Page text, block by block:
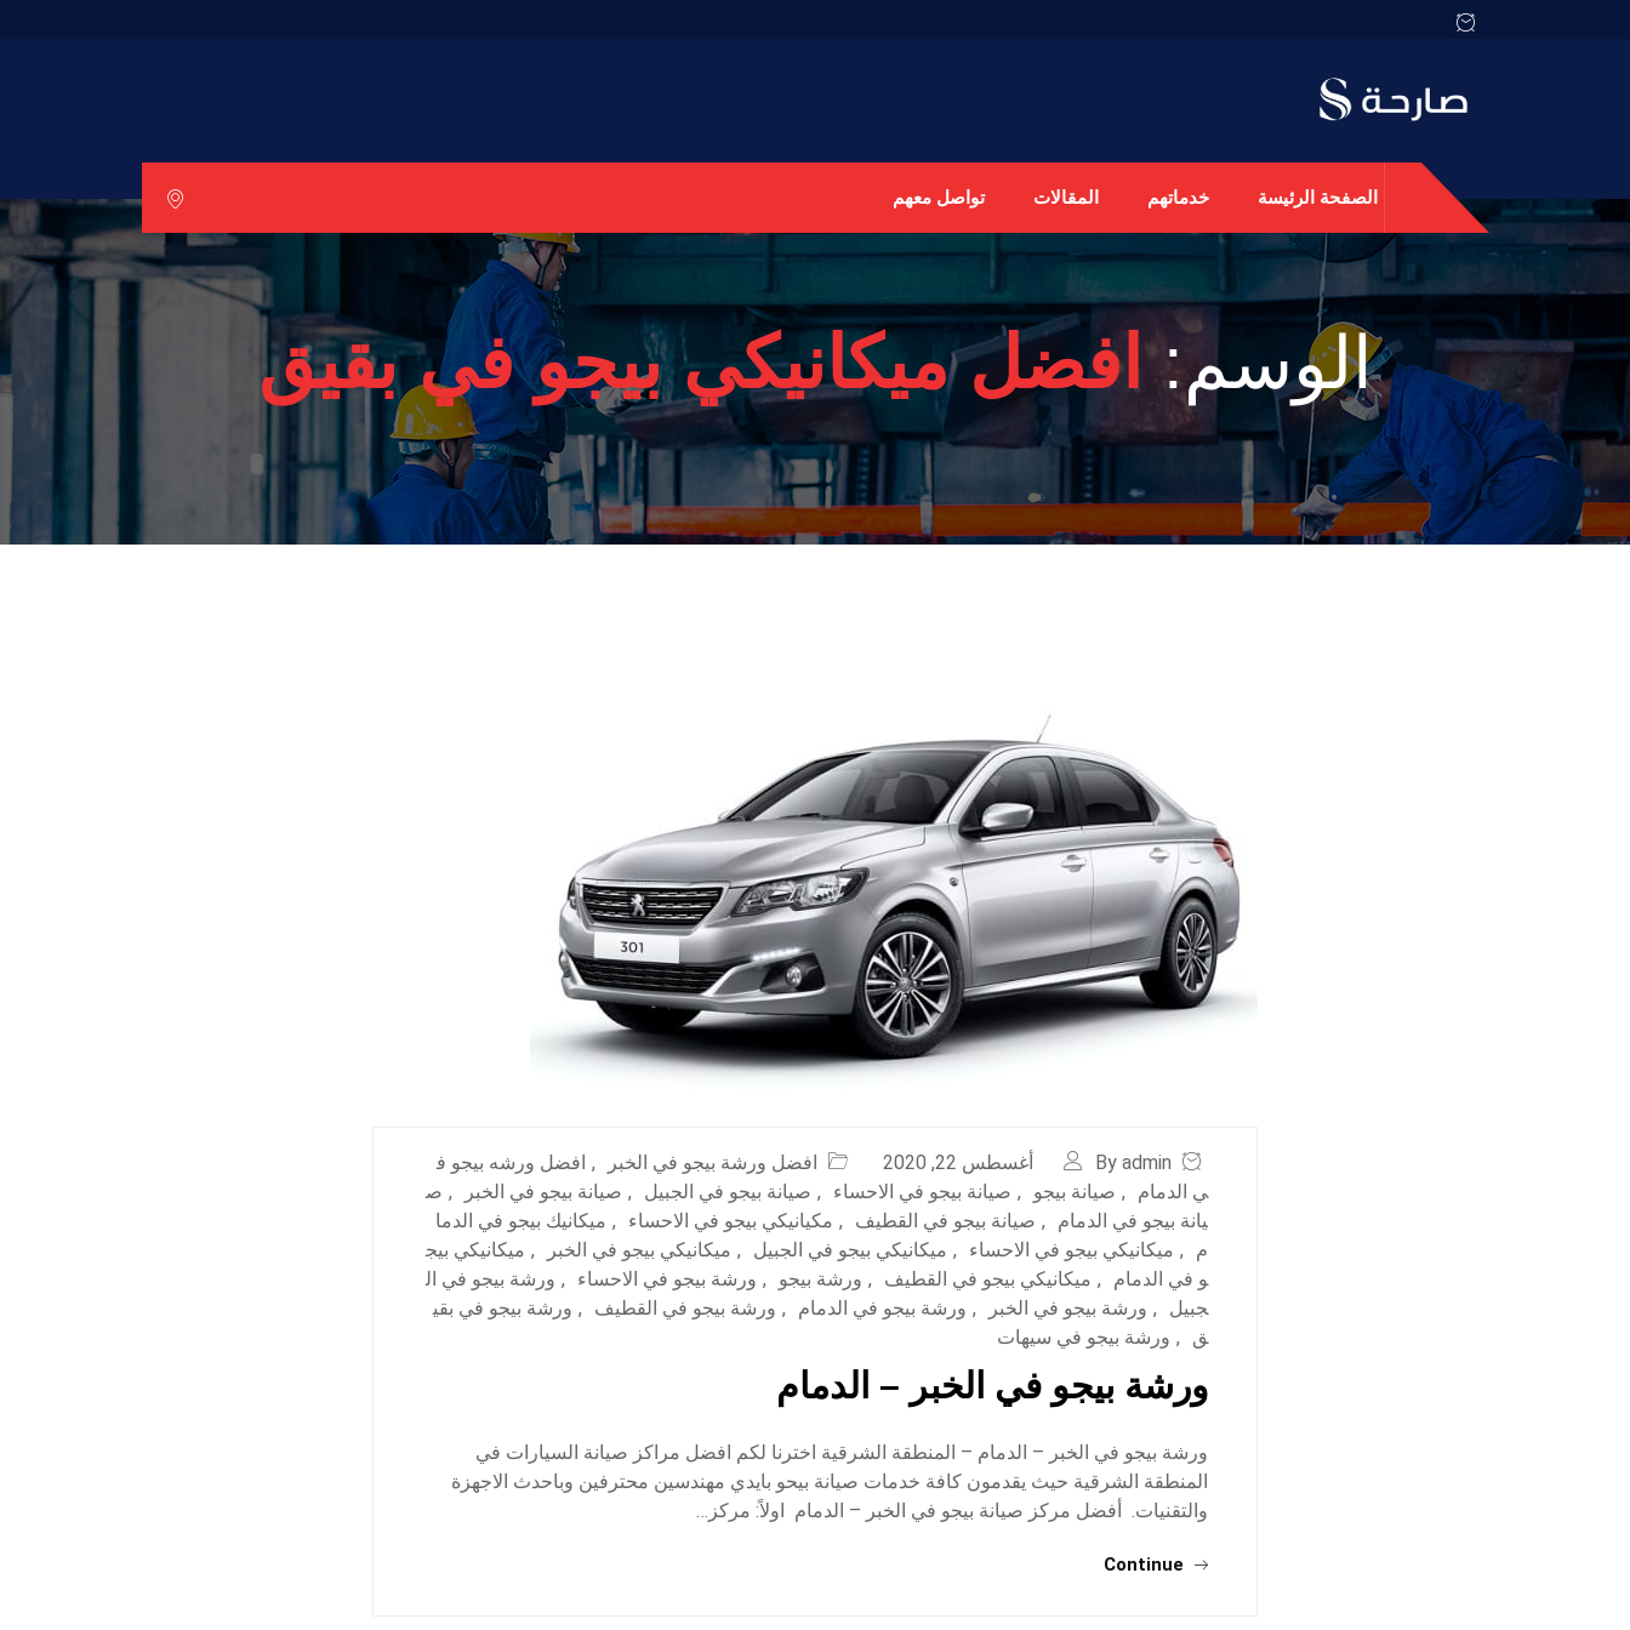
الصفحة الرئيسة خدماتهم المقالات تواصل معهم
الوسم: افضل ميكانيكي بيجو في بقيق
By admin أغسطس 22, 2020 افضل ورشة بيجو في الخبر , افضل ورشه بيجو ف
ي الدمام
, صيانة بيجو , صيانة بيجو في الاحساء , صيانة بيجو في الجبيل , صيانة بيجو في الخبر , ص
يانة بيجو في الدمام
, صيانة بيجو في القطيف , مكيانيكي بيجو في الاحساء , ميكانيك بيجو في الدما
م
, ميكانيكي بيجو في الاحساء , ميكانيكي بيجو في الجبيل , ميكانيكي بيجو في الخبر , ميكانيكي بيج
و في الدمام
, ميكانيكي بيجو في القطيف , ورشة بيجو , ورشة بيجو في الاحساء , ورشة بيجو في ال
جبيل
, ورشة بيجو في الخبر , ورشة بيجو في الدمام , ورشة بيجو في القطيف , ورشة بيجو في بقي
ق
, ورشة بيجو في سيهات
ورشة بيجو في الخبر – الدمام
ورشة بيجو في الخبر – الدمام – المنطقة الشرقية اخترنا لكم افضل مراكز صيانة السيارات في
المنطقة الشرقية حيث يقدمون كافة خدمات صيانة بيحو بايدي مهندسين محترفين وباحدث الاجهزة
والتقنيات. أفضل مركز صيانة بيجو في الخبر – الدمام اولاً: مركز…
Continue